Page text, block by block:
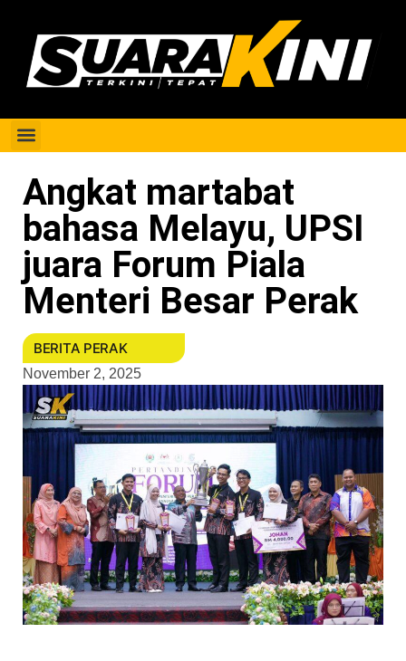
Angkat martabat
bahasa Melayu, UPSI
juara Forum Piala
Menteri Besar Perak
BERITA PERAK
November 2, 2025